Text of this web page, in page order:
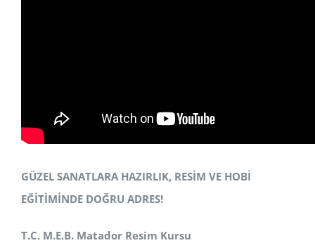
GÜZEL SANATLARA HAZIRLIK, RESİM VE HOBİ
EĞİTİMİNDE DOĞRU ADRES!
T.C. M.E.B. Matador Resim Kursu